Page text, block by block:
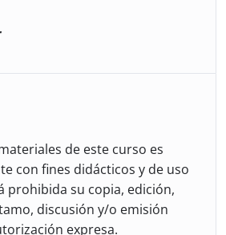
miembro de REDEA (Red
Miembro REAL (Red
Miembro del comité
especialización en discapacitados
mentales y sociales, asesora
independiente y Coordinadora de
Equipos Multidisciplinarios para
de este curso es
con fines didácticos y de uso
prohibida su copia, edición,
discusión y/o emisión
expresa.